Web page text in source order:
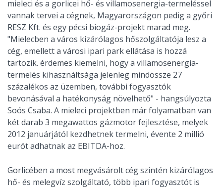
mieleci és a gorlicei hő- és villamosenergia-termeléssel
vannak tervei a cégnek, Magyarországon pedig a győri
RESZ Kft. és egy pécsi biogáz-projekt marad meg.
"Mielecben a város kizárólagos hőszolgáltatója lesz a
cég, emellett a városi ipari park ellátása is hozzá
tartozik. érdemes kiemelni, hogy a villamosenergia-
termelés kihasználtsága jelenleg mindössze 27
százalékos az üzemben, további fogyasztók
bevonásával a hatékonyság növelhető" - hangsúlyozta
Soós Csaba. A mieleci projektben már folyamatban van
két darab 3 megawattos gázmotor fejlesztése, melyek
2012 januárjától kezdhetnek termelni, évente 2 millió
eurót adhatnak az EBITDA-hoz.
Gorlicében a most megvásárolt cég szintén kizárólagos
hő- és melegvíz szolgáltató, több ipari fogyasztót is